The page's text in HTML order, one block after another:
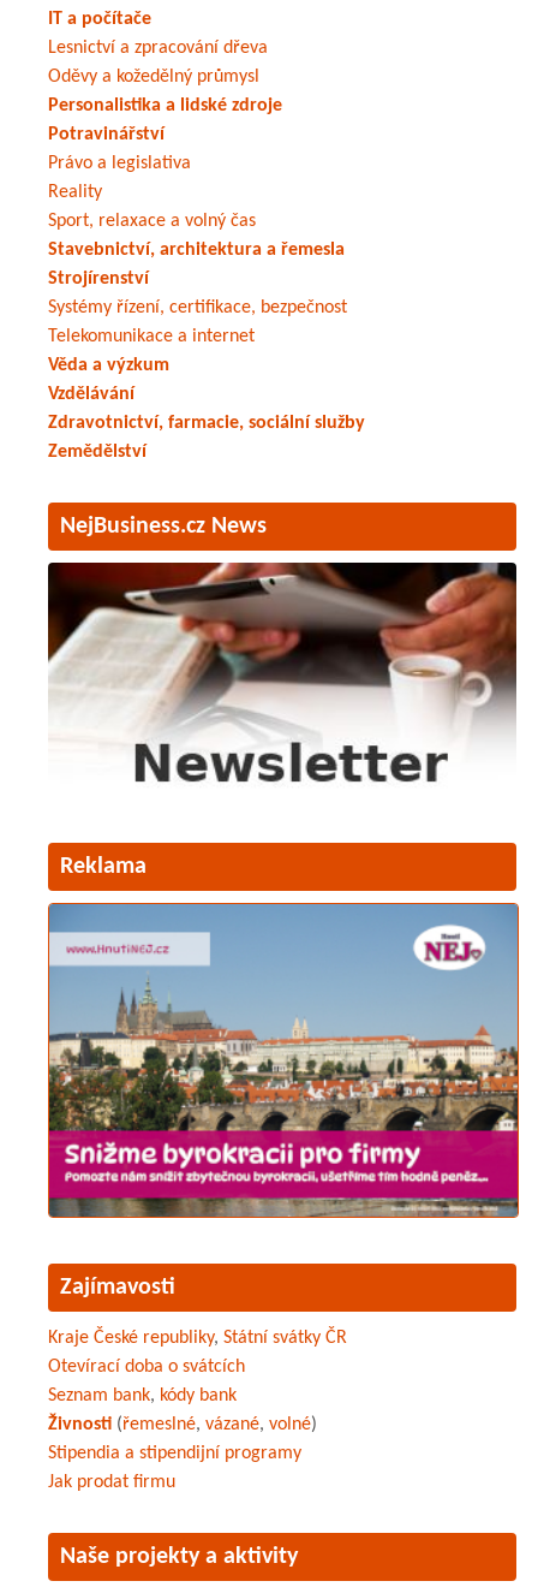
IT a počítače
Lesnictví a zpracování dřeva
Oděvy a kožedělný průmysl
Personalistika a lidské zdroje
Potravinářství
Právo a legislativa
Reality
Sport, relaxace a volný čas
Stavebnictví, architektura a řemesla
Strojírenství
Systémy řízení, certifikace, bezpečnost
Telekomunikace a internet
Věda a výzkum
Vzdělávání
Zdravotnictví, farmacie, sociální služby
Zemědělství
NejBusiness.cz News
Reklama
Zajímavosti
Kraje České republiky, Státní svátky ČR
Otevírací doba o svátcích
Seznam bank, kódy bank
Živnosti (řemeslné, vázané, volné)
Stipendia a stipendijní programy
Jak prodat firmu
Naše projekty a aktivity